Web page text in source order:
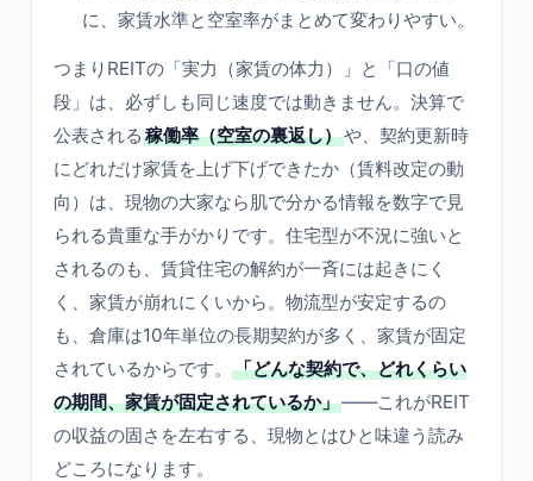
に、家賃水準と空室率がまとめて変わりやすい。
つまりREITの「実力（家賃の体力）」と「口の値
段」は、必ずしも同じ速度では動きません。決算で
公表される 稼働率（空室の裏返し）や、契約更新時
にどれだけ家賃を上げ下げできたか（賃料改定の動
向）は、現物の大家なら肌で分かる情報を数字で見
られる貴重な手がかりです。住宅型が不況に強いと
されるのも、賃貸住宅の解約が一斉には起きにく
く、家賃が崩れにくいから。物流型が安定するの
も、倉庫は10年単位の長期契約が多く、家賃が固定
されているからです。
「どんな契約で、どれくらい
の期間、家賃が固定されているか」——これがREIT
の収益の固さを左右する、現物とはひと味違う読み
どころになります。